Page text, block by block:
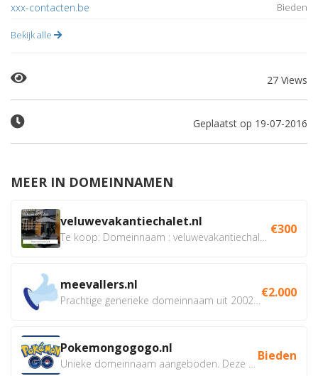
xxx-contacten.be
Bieden
Bekijk alle
27 Views
Geplaatst op 19-07-2016
MEER IN DOMEINNAMEN
veluwevakantiechalet.nl €300
meevallers.nl €2.000
Pokemongogogo.nl Bieden